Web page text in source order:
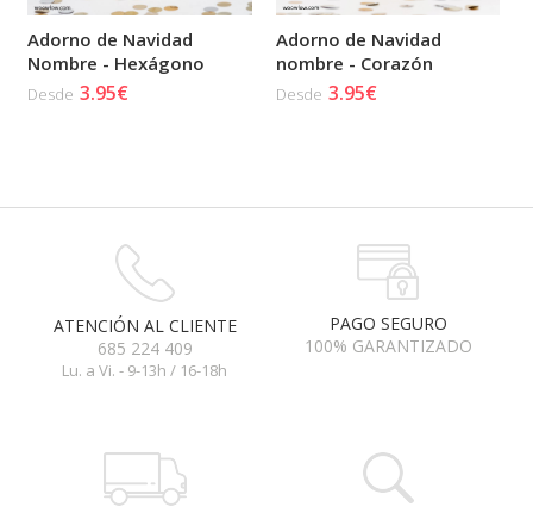
Adorno de Navidad
Nombre - Hexágono
Desde 3.95€
Adorno de Navidad
nombre - Corazón
Desde 3.95€
ATENCIÓN AL CLIENTE
685 224 409
Lu. a Vi. - 9-13h / 16-18h
PAGO SEGURO
100% GARANTIZADO